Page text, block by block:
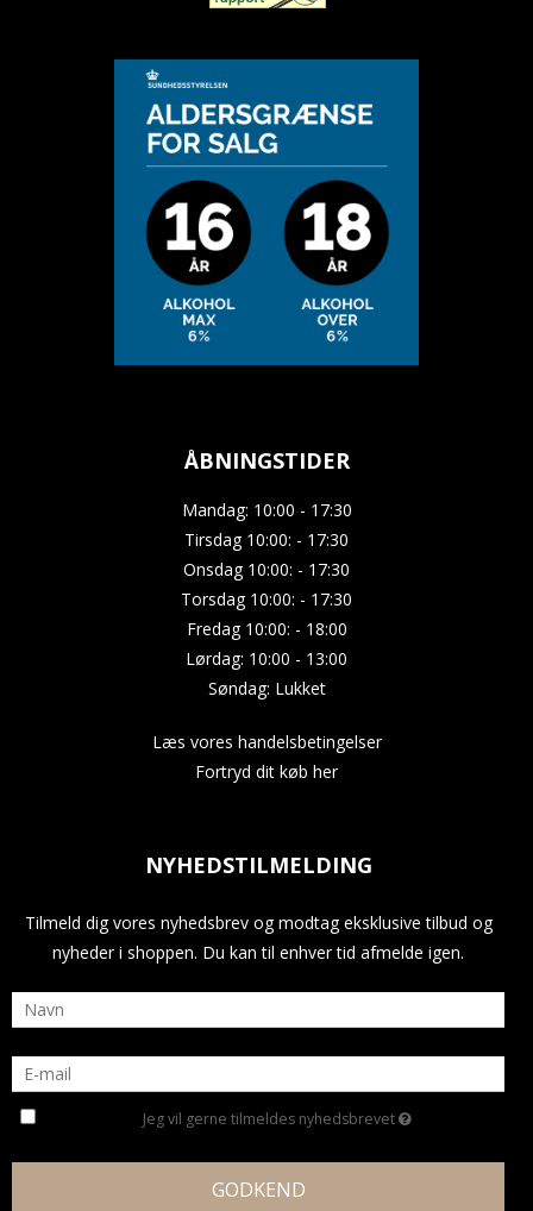
ÅBNINGSTIDER
Mandag: 10:00 - 17:30
Tirsdag 10:00: - 17:30
Onsdag 10:00: - 17:30
Torsdag 10:00: - 17:30
Fredag 10:00: - 18:00
Lørdag: 10:00 - 13:00
Søndag: Lukket
Læs vores handelsbetingelser
Fortryd dit køb her
NYHEDSTILMELDING
Tilmeld dig vores nyhedsbrev og modtag eksklusive tilbud og
nyheder i shoppen. Du kan til enhver tid afmelde igen.
Jeg vil gerne tilmeldes nyhedsbrevet
GODKEND